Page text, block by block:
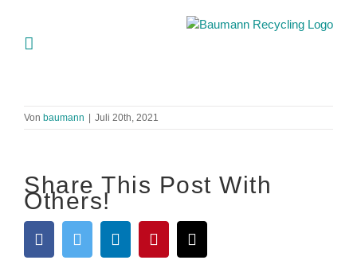
content
Von baumann Juli 20th, 2021
Share This Post With
Others!
FacebookTwitter LinkedInPinterest
Mail